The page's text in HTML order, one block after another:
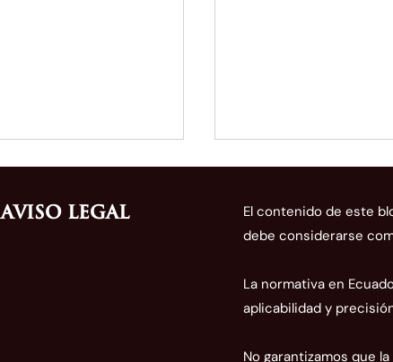
Normas para el
Aviso Legal
El contenido de este
debe considerarse
La normativa en
aplicabilidad y
No garantizamos que